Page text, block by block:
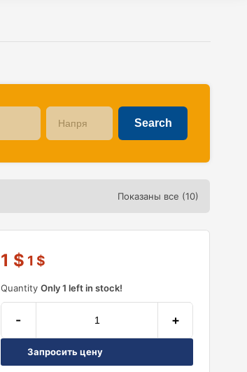
Показаны все (10)
1 $ 1 $
QuantityOnly 1 left in stock!
- +
Запросить цену